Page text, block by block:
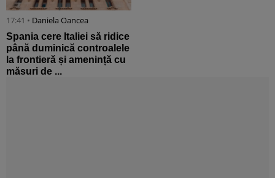
17:41 • Daniela Oancea
Spania cere Italiei să ridice
până duminică controalele
la frontieră și amenință cu
măsuri de ...